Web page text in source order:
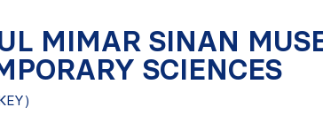
MIMAR SINAN
SCIENCES